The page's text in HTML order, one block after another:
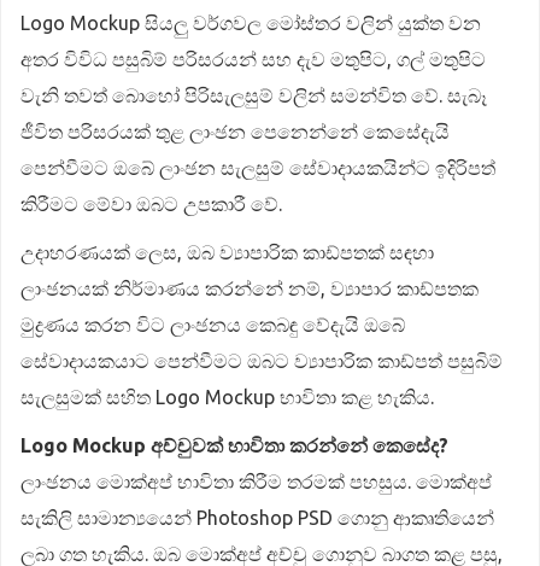
Logo Mockup සියලු වර්ගවල මෝස්තර වලින් යුක්ත වන
අතර විවිධ පසුබිම් පරිසරයන් සහ දැව මතුපිට, ගල් මතුපිට
වැනි තවත් බොහෝ පිරිසැලසුම් වලින් සමන්විත වේ. සැබෑ
ජීවිත පරිසරයක් තුළ ලාංඡන පෙනෙන්නේ කෙසේදැයි
පෙන්වීමට ඔබේ ලාංඡන සැලසුම් සේවාදායකයින්ට ඉදිරිපත්
කිරීමට මේවා ඔබට උපකාරී වේ.
උදාහරණයක් ලෙස, ඔබ ව්‍යාපාරික කාඩ්පතක් සඳහා
ලාංඡනයක් නිර්මාණය කරන්නේ නම්, ව්‍යාපාර කාඩ්පතක
මුද්‍රණය කරන විට ලාංඡනය කෙබඳු වේදැයි ඔබේ
සේවාදායකයාට පෙන්වීමට ඔබට ව්‍යාපාරික කාඩ්පත් පසුබිම්
සැලසුමක් සහිත Logo Mockup භාවිතා කළ හැකිය.
Logo Mockup අච්චුවක් භාවිතා කරන්නේ කෙසේද?
ලාංඡනය මොක්අප් භාවිතා කිරීම තරමක් පහසුය. මොක්අප්
සැකිලි සාමාන්‍යයෙන් Photoshop PSD ගොනු ආකෘතියෙන්
ලබා ගත හැකිය. ඔබ මොක්අප් අච්චු ගොනුව බාගත කළ පසු,